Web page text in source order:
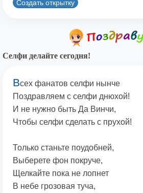
Создать открытку
Селфи делайте сегодня!
Всех фанатов селфи нынче
Поздравляем с селфи днюхой!
И не нужно быть Да Винчи,
Чтобы селфи сделать с прухой!
Только станьте поудобней,
Выберете фон покруче,
Щелкайте пока не лопнет
В небе грозовая туча,